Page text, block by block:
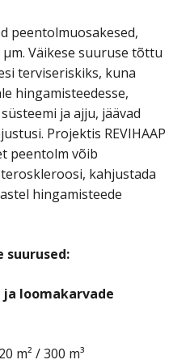
peentolmuosakesed,
Väikese suuruse tõttu
terviseriskiks, kuna
hingamisteedesse,
ja ajju, jäävad
Projektis REVIHAAP
peentolm võib
kahjustada
hingamisteede
suurused:
loomakarvade
m² / 300 m³